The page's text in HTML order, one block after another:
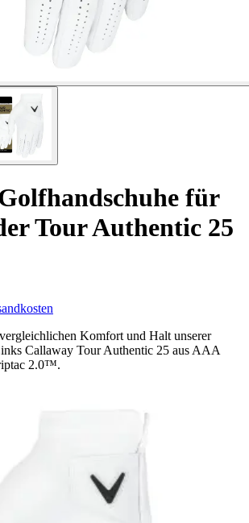
für
Tour Authentic 25
Komfort und Halt unserer
Callaway Tour Authentic 25 aus AAA
2.0™.